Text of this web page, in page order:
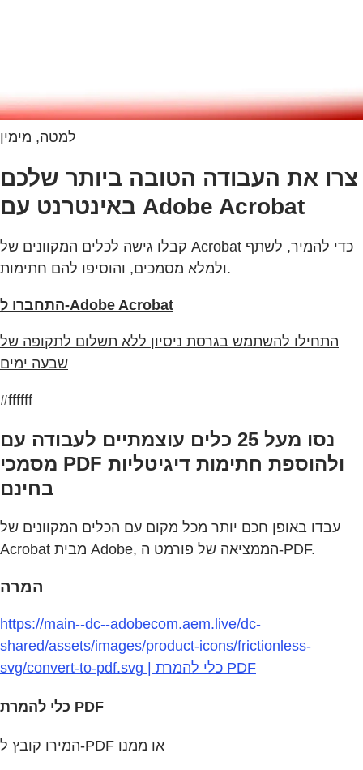
למטה, מימין
צרו את העבודה הטובה ביותר שלכם
באינטרנט עם Adobe Acrobat
קבלו גישה לכלים המקוונים של Acrobat כדי להמיר, לשתף
ולמלא מסמכים, והוסיפו להם חתימות.
התחברו ל‑Adobe Acrobat
התחילו להשתמש בגרסת ניסיון ללא תשלום לתקופה של
שבעה ימים
#ffffff
נסו מעל 25 כלים עוצמתיים לעבודה עם
מסמכי PDF ולהוספת חתימות דיגיטליות
בחינם
עבדו באופן חכם יותר מכל מקום עם הכלים המקוונים של
Acrobat מבית Adobe, הממציאה של פורמט ה-PDF.
המרה
https://main--dc--adobecom.aem.live/dc-
shared/assets/images/product-icons/frictionless-
svg/convert-to-pdf.svg | כלי להמרת PDF
כלי להמרת PDF
המירו קובץ ל‑PDF או ממנו